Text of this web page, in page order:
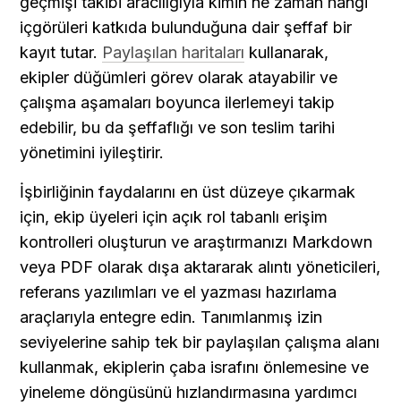
içgörüleri katkıda bulunduğuna dair şeffaf bir
kayıt tutar. Paylaşılan haritaları kullanarak,
ekipler düğümleri görev olarak atayabilir ve
çalışma aşamaları boyunca ilerlemeyi takip
edebilir, bu da şeffaflığı ve son teslim tarihi
yönetimini iyileştirir.
İşbirliğinin faydalarını en üst düzeye çıkarmak
için, ekip üyeleri için açık rol tabanlı erişim
kontrolleri oluşturun ve araştırmanızı Markdown
veya PDF olarak dışa aktararak alıntı yöneticileri,
referans yazılımları ve el yazması hazırlama
araçlarıyla entegre edin. Tanımlanmış izin
seviyelerine sahip tek bir paylaşılan çalışma alanı
kullanmak, ekiplerin çaba israfını önlemesine ve
yineleme döngüsünü hızlandırmasına yardımcı